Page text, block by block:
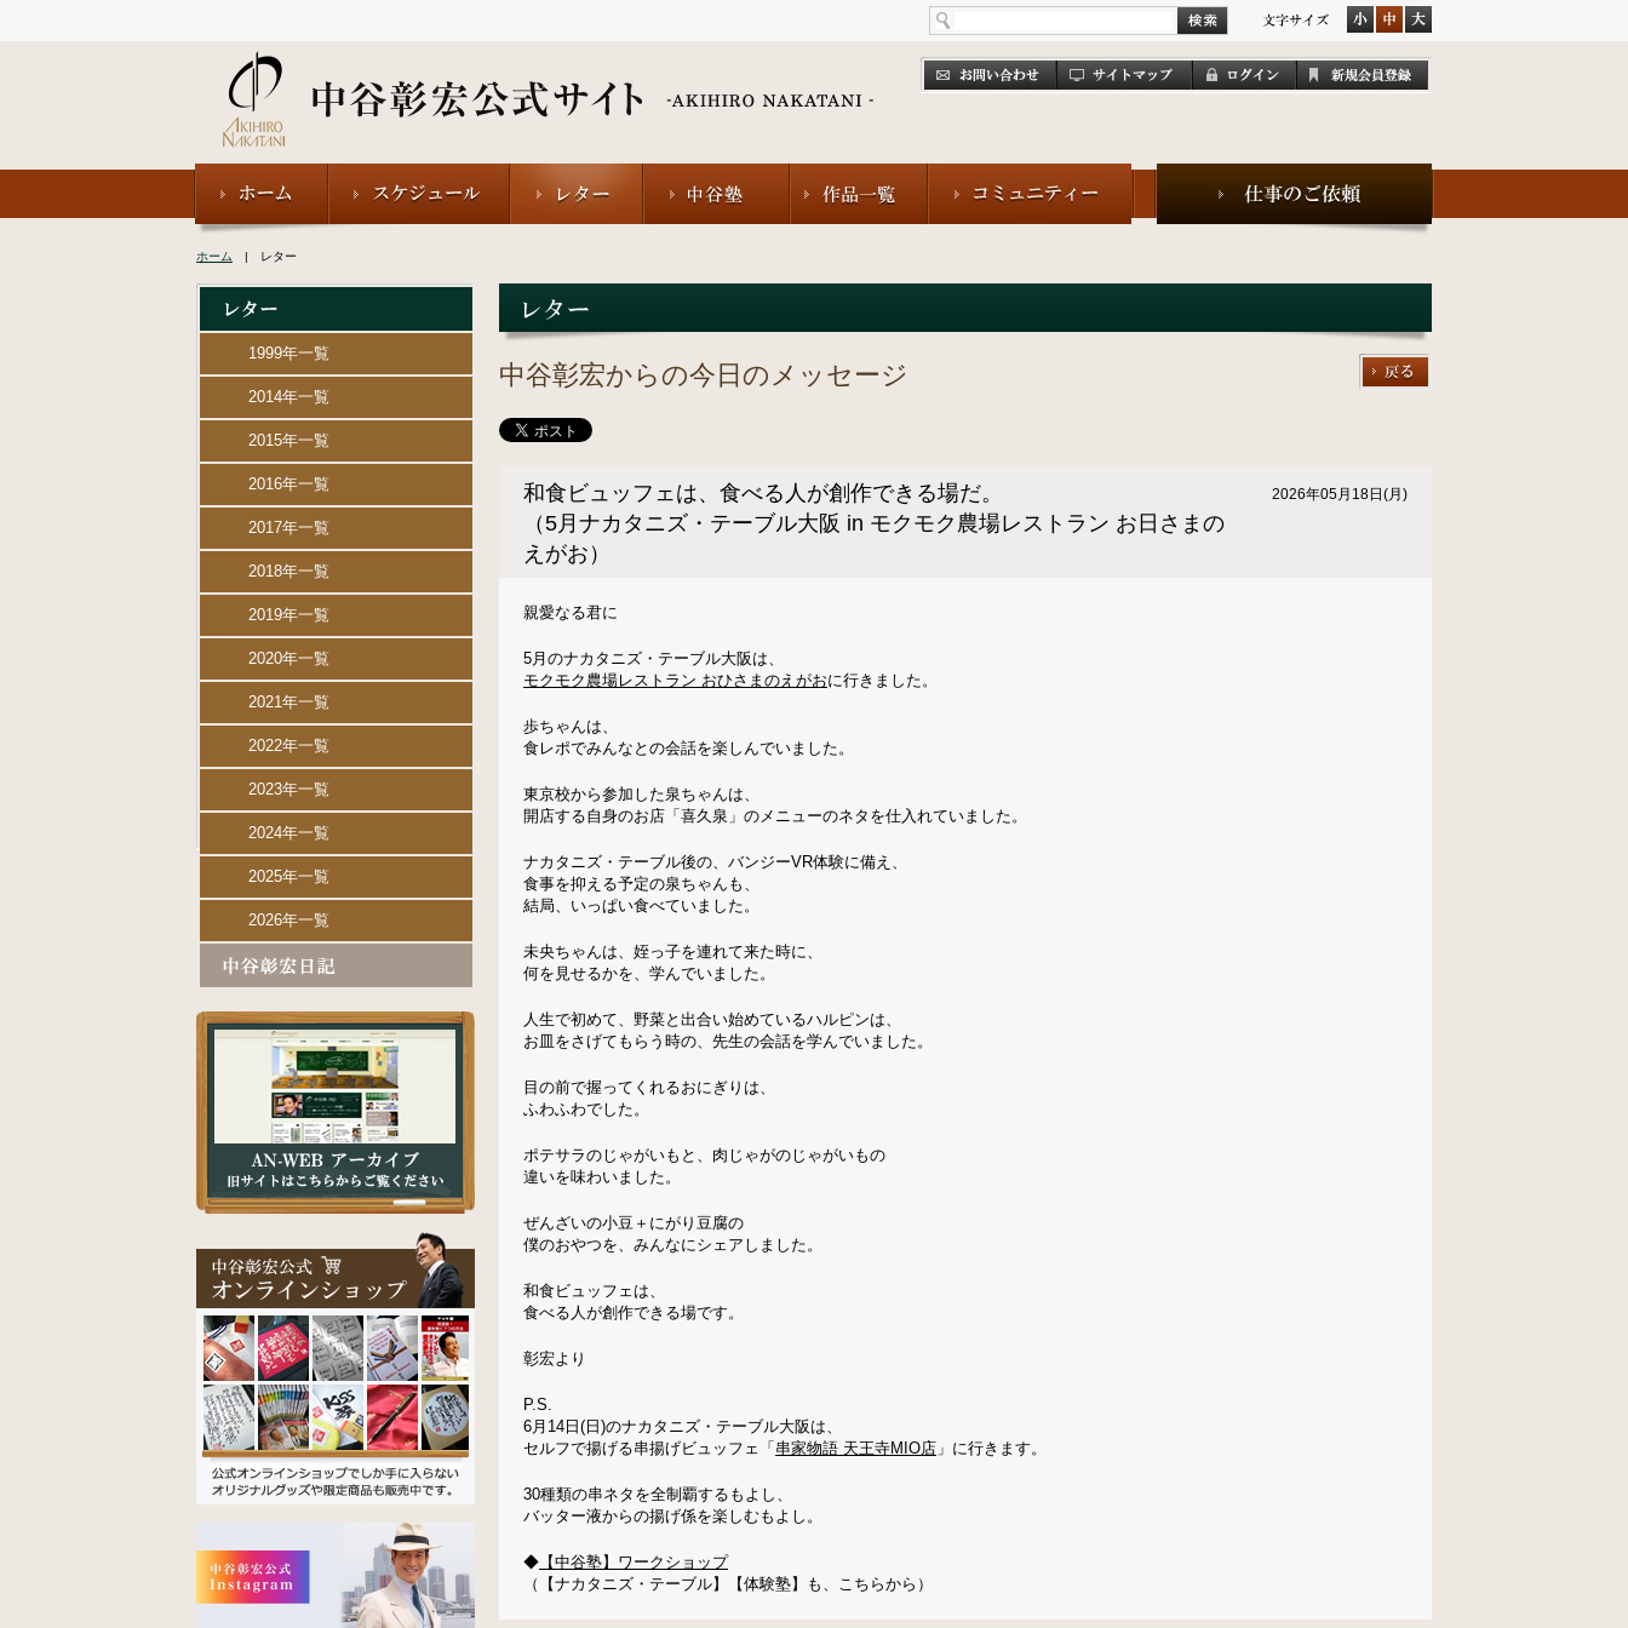
ホーム | レター
中谷彰宏からの今日のメッセージ
和食ビュッフェは、食べる人が創作できる場だ。
（5月ナカタニズ・テーブル大阪 in モクモク農場レストラン お日さまの
えがお）
2026年05月18日(月)
親愛なる君に
5月のナカタニズ・テーブル大阪は、
モクモク農場レストラン おひさまのえがおに行きました。
歩ちゃんは、
食レポでみんなとの会話を楽しんでいました。
東京校から参加した泉ちゃんは、
開店する自身のお店「喜久泉」のメニューのネタを仕入れていました。
ナカタニズ・テーブル後の、バンジーVR体験に備え、
食事を抑える予定の泉ちゃんも、
結局、いっぱい食べていました。
未央ちゃんは、姪っ子を連れて来た時に、
何を見せるかを、学んでいました。
人生で初めて、野菜と出合い始めているハルピンは、
お皿をさげてもらう時の、先生の会話を学んでいました。
目の前で握ってくれるおにぎりは、
ふわふわでした。
ポテサラのじゃがいもと、肉じゃがのじゃがいもの
違いを味わいました。
ぜんざいの小豆＋にがり豆腐の
僕のおやつを、みんなにシェアしました。
和食ビュッフェは、
食べる人が創作できる場です。
彰宏より
P.S.
6月14日(日)のナカタニズ・テーブル大阪は、
セルフで揚げる串揚げビュッフェ「 串家物語 天王寺MIO店 」に行きます。
30種類の串ネタを全制覇するもよし、
バッター液からの揚げ係を楽しむもよし。
◆ 【中谷塾】ワークショップ
（【ナカタニズ・テーブル】【体験塾】も、こちらから）
1999年一覧
2014年一覧
2015年一覧
2016年一覧
2017年一覧
2018年一覧
2019年一覧
2020年一覧
2021年一覧
2022年一覧
2023年一覧
2024年一覧
2025年一覧
2026年一覧